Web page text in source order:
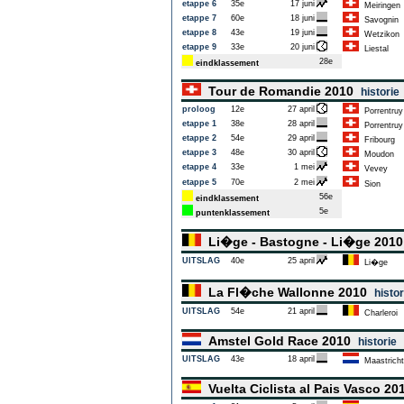
etappe 6
35e 17 juni
Meiringen
etappe 7
60e 18 juni
Savognin
etappe 8
43e 19 juni
Wetzikon
etappe 9
33e 20 juni
Liestal
eindklassement
28e
Tour de Romandie 2010 historie
proloog 12e 27 april
Porrentruy
etappe 1
38e 28 april
Porrentruy
etappe 2
54e 29 april
Fribourg
etappe 3
48e 30 april
Moudon
etappe 4
33e 1 mei
Vevey
etappe 5
70e 2 mei
Sion
eindklassement
56e
puntenklassement
5e
Li�ge - Bastogne - Li�ge
UITSLAG 40e 25 april Li�ge
La Fl�che Wallonne 2010
UITSLAG 54e 21 april Charleroi
Amstel Gold Race 2010 historie
UITSLAG 43e 18 april Maastricht
Vuelta Ciclista al Pais Vasco